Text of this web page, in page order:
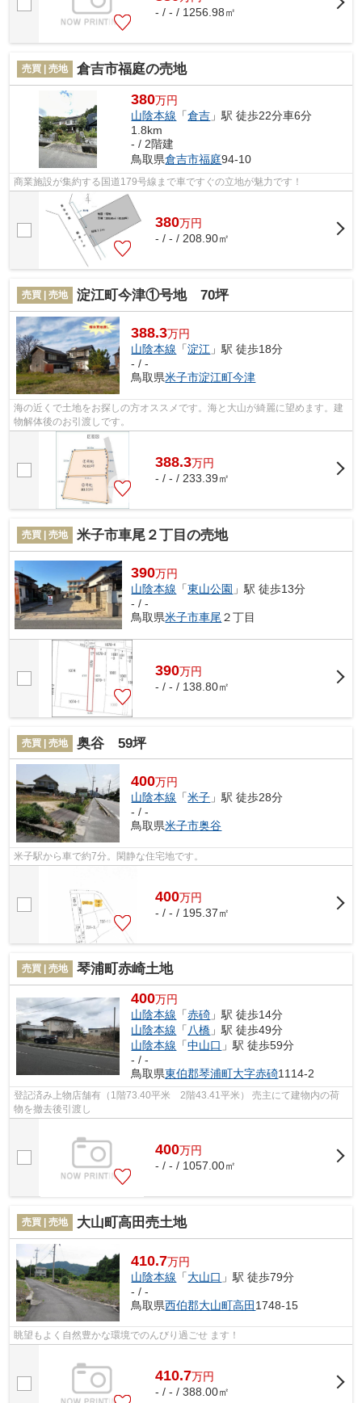
- / - / 1256.98㎡
売買 | 売地 倉吉市福庭の売地
380万円
山陰本線 「倉吉 」駅 徒歩22分車6分
1.8km
- / 2階建
鳥取県倉吉市福庭94-10
商業施設が集約する国道179号線まで車ですぐの立地が魅力です！
380万円
- / - / 208.90㎡
売買 | 売地 淀江町今津①号地 70坪
388.3万円
山陰本線 「淀江 」駅 徒歩18分
- / -
鳥取県米子市淀江町今津
海の近くで土地をお探しの方オススメです。海と大山が綺麗に望めます。建
物解体後のお引渡しです。
388.3万円
- / - / 233.39㎡
売買 | 売地 米子市車尾２丁目の売地
390万円
山陰本線 「東山公園 」駅 徒歩13分
- / -
鳥取県米子市車尾 ２丁目
390万円
- / - / 138.80㎡
売買 | 売地 奥谷 59坪
400万円
山陰本線 「米子 」駅 徒歩28分
- / -
鳥取県米子市奥谷
米子駅から車で約7分。閑静な住宅地です。
400万円
- / - / 195.37㎡
売買 | 売地 琴浦町赤崎土地
400万円
山陰本線 「赤碕 」駅 徒歩14分
山陰本線 「八橋 」駅 徒歩49分
山陰本線 「中山口 」駅 徒歩59分
- / -
鳥取県東伯郡琴浦町大字赤碕1114-2
登記済み上物店舗有（1階73.40平米 2階43.41平米） 売主にて建物内の荷
物を撤去後引渡し
400万円
- / - / 1057.00㎡
売買 | 売地 大山町高田売土地
410.7万円
山陰本線 「大山口 」駅 徒歩79分
- / -
鳥取県西伯郡大山町高田 1748-15
眺望もよく自然豊かな環境でのんびり過ごせ ます！
410.7万円
- / - / 388.00㎡